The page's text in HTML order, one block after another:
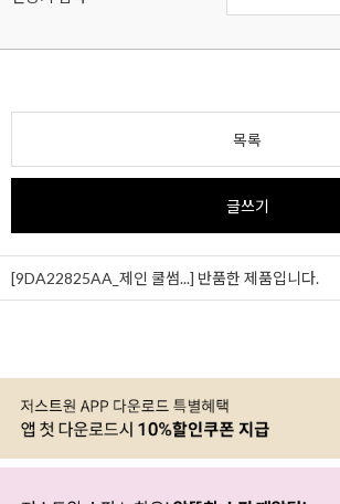
목록
글쓰기
[9DA22825AA_제인 쿨썸...] 반품한 제품입니다.